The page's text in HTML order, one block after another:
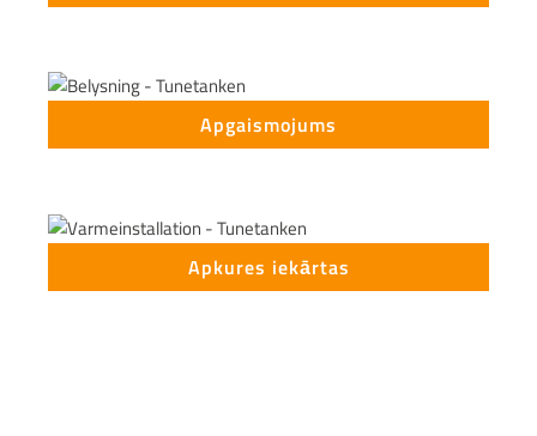
Apgaismojums
Apkures iekārtas